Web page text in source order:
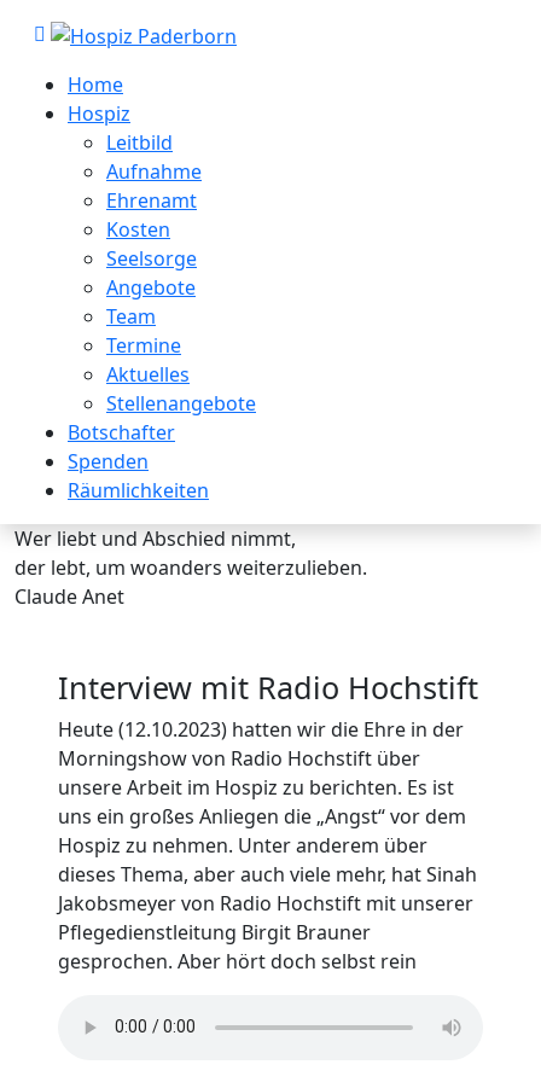
Home
Hospiz
Leitbild
Aufnahme
Ehrenamt
Kosten
Seelsorge
Angebote
Team
Termine
Aktuelles
Stellenangebote
Botschafter
Spenden
Räumlichkeiten
Wer liebt und Abschied nimmt,
der lebt, um woanders weiterzulieben.
Claude Anet
Interview mit Radio Hochstift
Heute (12.10.2023) hatten wir die Ehre in der
Morningshow von Radio Hochstift über
unsere Arbeit im Hospiz zu berichten. Es ist
uns ein großes Anliegen die „Angst“ vor dem
Hospiz zu nehmen. Unter anderem über
dieses Thema, aber auch viele mehr, hat Sinah
Jakobsmeyer von Radio Hochstift mit unserer
Pflegedienstleitung Birgit Brauner
gesprochen. Aber hört doch selbst rein